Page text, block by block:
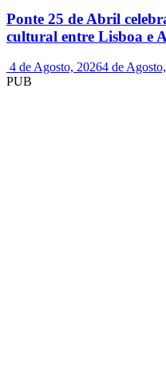
Ponte 25 de Abril
cultural entre Lisboa e
4 de Agosto, 20264 de
PUB